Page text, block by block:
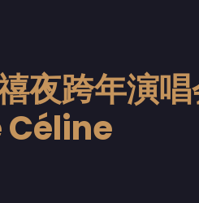
夜跨年演唱
Céline